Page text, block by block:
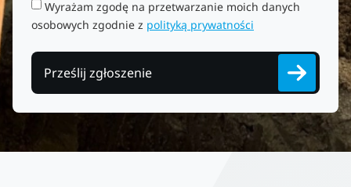
Wyrażam zgodę na przetwarzanie moich danych
osobowych zgodnie z polityką prywatności
Prześlij zgłoszenie